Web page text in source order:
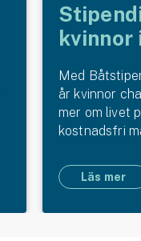
kvinnor
Med
år kvinnor
mer om livet
kostnadsfri
Läs mer